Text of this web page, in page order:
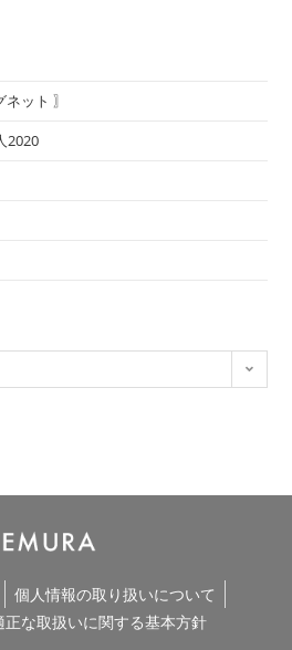
ット 〗
2020
個人情報の取り扱いについて
な取扱いに関する基本方針